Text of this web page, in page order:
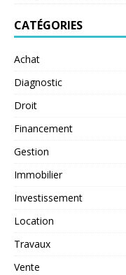
CATÉGORIES
Achat
Diagnostic
Droit
Financement
Gestion
Immobilier
Investissement
Location
Travaux
Vente